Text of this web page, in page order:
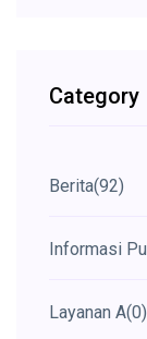
Category
Berita(92)
Informasi
Layanan A(0)